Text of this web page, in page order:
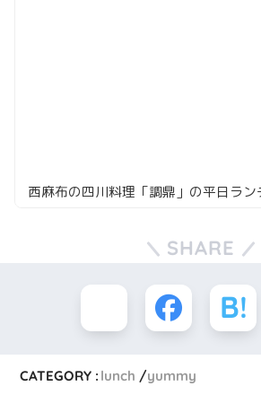
西麻布の四川料理「調鼎」の平日ラン
SHARE
CATEGORY : lunch
yummy